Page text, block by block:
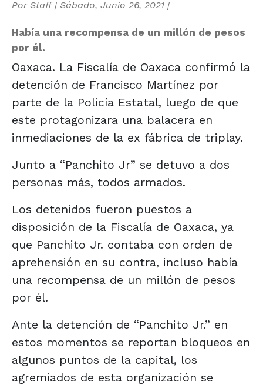
Por Staff| Sábado, Junio 26, 2021 |
Había una recompensa de un millón de pesos
por él.
Oaxaca. La Fiscalía de Oaxaca confirmó la
detención de Francisco Martínez por
parte de la Policía Estatal, luego de que
este protagonizara una balacera en
inmediaciones de la ex fábrica de triplay.
Junto a “Panchito Jr” se detuvo a dos
personas más, todos armados.
Los detenidos fueron puestos a
disposición de la Fiscalía de Oaxaca, ya
que Panchito Jr. contaba con orden de
aprehensión en su contra, incluso había
una recompensa de un millón de pesos
por él.
Ante la detención de “Panchito Jr.” en
estos momentos se reportan bloqueos en
algunos puntos de la capital, los
agremiados de esta organización se